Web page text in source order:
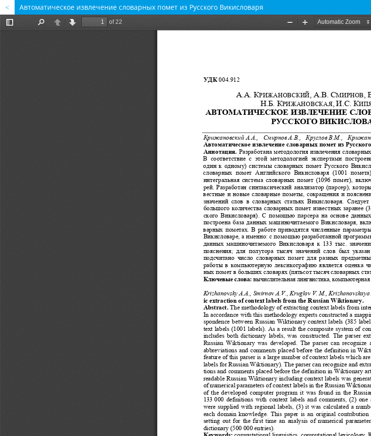
Автоматическое извлечение словарных помет из Русского Викисловаря